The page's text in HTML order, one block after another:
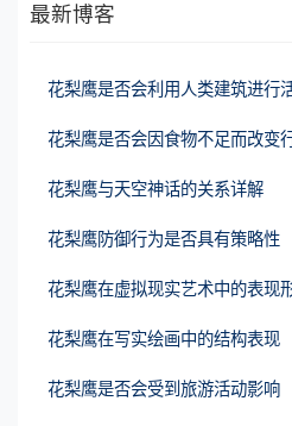
最新博客
花梨鹰是否会利用人类建筑进行
花梨鹰是否会因食物不足而改变
花梨鹰与天空神话的关系详解
花梨鹰防御行为是否具有策略性
花梨鹰在虚拟现实艺术中的表现
花梨鹰在写实绘画中的结构表现
花梨鹰是否会受到旅游活动影响